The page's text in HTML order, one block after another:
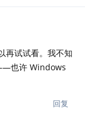
再试试看。我不知
也许 Windows
回复